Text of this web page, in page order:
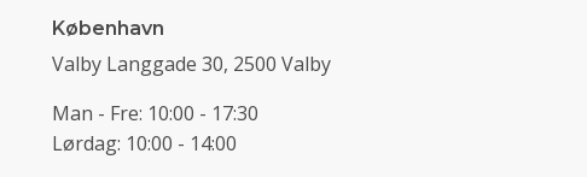
København
Valby Langgade 30, 2500 Valby
Man - Fre: 10:00 - 17:30
Lørdag: 10:00 - 14:00